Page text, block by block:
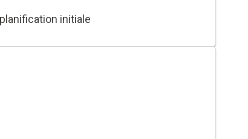
initiale